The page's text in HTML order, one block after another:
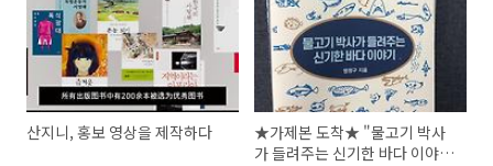
산지니, 홍보 영상을 제작하다
★가제본 도착★ "물고기 박사
가 들려주는 신기한 바다 이야